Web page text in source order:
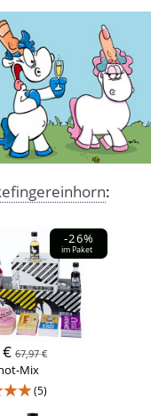
:
-26%
im Paket
67,97 €
Mix
(5)